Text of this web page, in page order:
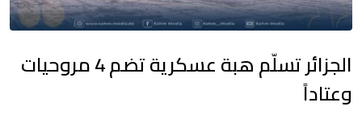
الجزائر تسلّم هبة عسكرية تضم 4 مروحيات
وعتاداً